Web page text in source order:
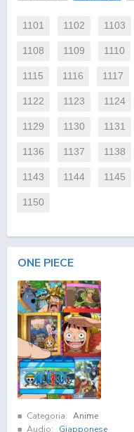
1101 1102 1103
1108 1109 1110
1115 1116 1117
1122 1123 1124
1129 1130 1131
1136 1137 1138
1143 1144 1145
1150
ONE PIECE
Categoria: Anime
Audio:
Giapponese